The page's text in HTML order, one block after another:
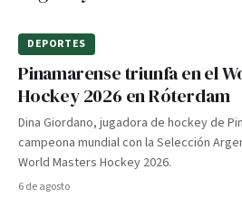
DEPORTES
Pinamarense triunfa en el
Hockey 2026 en Róterdam
Dina Giordano, jugadora de hockey de
campeona mundial con la Selección
World Masters Hockey 2026.
6 de agosto